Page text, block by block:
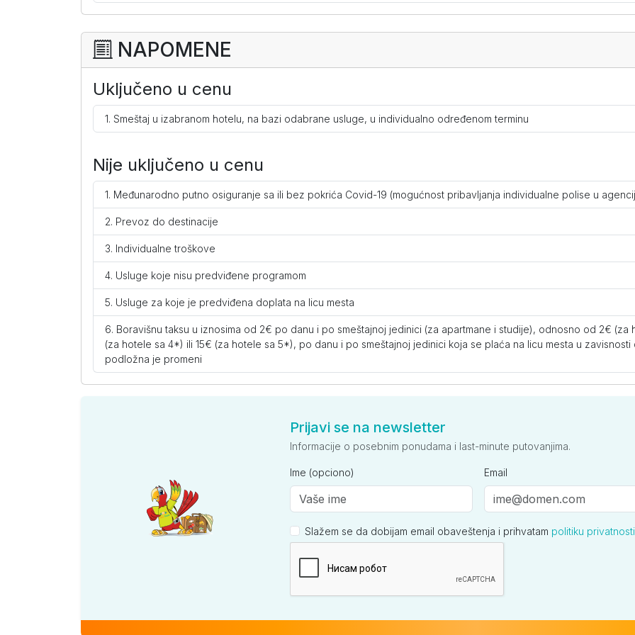
po osobi po danu
dodatni krevet
I dete dodatno 0-4
I dete dodatno 4-12
NAPOMENE
Uključeno u cenu
Smeštaj u izabranom hotelu, na bazi odabrane usluge, u individualno određenom terminu
Nije uključeno u cenu
Međunarodno putno osiguranje sa ili bez pokrića Covid-19 (mogućnost pribavljanja individualne polise u
Prevoz do destinacije
Individualne troškove
Usluge koje nisu predviđene programom
Usluge za koje je predviđena doplata na licu mesta
Boravišnu taksu u iznosima od 2€ po danu i po smeštajnoj jedinici (za apartmane i studije), odnosno od 2€
(za hotele sa 4*) ili 15€ (za hotele sa 5*), po danu i po smeštajnoj jedinici koja se plaća na licu mesta u
podložna je promeni
Prijavi se na newsletter
Informacije o posebnim ponudama i last-minute putovanjima.
Ime (opciono) Email
Slažem se da dobijam email obaveštenja i prihvatam politiku privatnosti